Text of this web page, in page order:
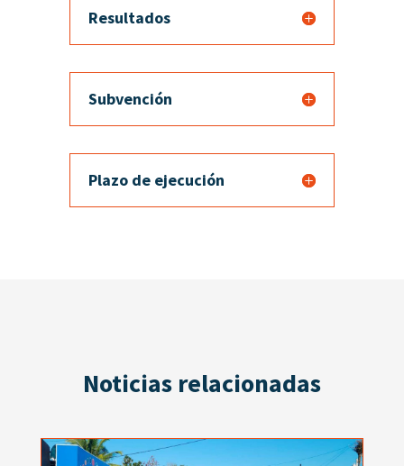
Resultados
Subvención
Plazo de ejecución
Noticias relacionadas